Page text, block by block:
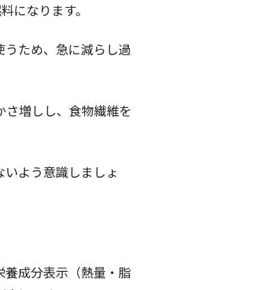
になります。
ため、急に減らし過
増しし、食物繊維を
よう意識しましょ
養成分表示（熱量・脂